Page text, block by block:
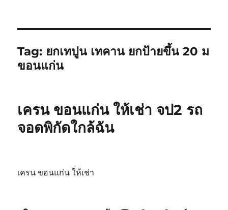
Tag: ยกเทปูน เทคาน ยกป้ายขึ้น 20 ม
ขอนแก่น
เครน ขอนแก่น ให้เช่า จป2 รถ
จอดพิกัดใกล้ฉัน
เครน ขอนแก่น ให้เช่า